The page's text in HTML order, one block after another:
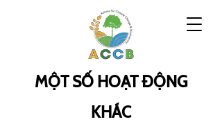
MỘT SỐ HOẠT ĐỘNG
KHÁC